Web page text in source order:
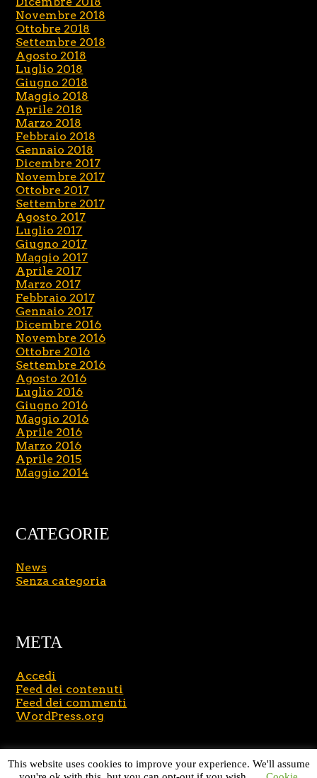
Novembre 2018
Ottobre 2018
Settembre 2018
Agosto 2018
Luglio 2018
Giugno 2018
Maggio 2018
Aprile 2018
Marzo 2018
Febbraio 2018
Gennaio 2018
Dicembre 2017
Novembre 2017
Ottobre 2017
Settembre 2017
Agosto 2017
Luglio 2017
Giugno 2017
Maggio 2017
Aprile 2017
Marzo 2017
Febbraio 2017
Gennaio 2017
Dicembre 2016
Novembre 2016
Ottobre 2016
Settembre 2016
Agosto 2016
Luglio 2016
Giugno 2016
Maggio 2016
Aprile 2016
Marzo 2016
Aprile 2015
Maggio 2014
CATEGORIE
News
Senza categoria
META
Accedi
Feed dei contenuti
Feed dei commenti
WordPress.org
Copyright © 2026 Massimo Brusasco
. All Rights
Reserved.Journal Lite by Slocum Studio
This website uses cookies to improve your experience. We'll assume